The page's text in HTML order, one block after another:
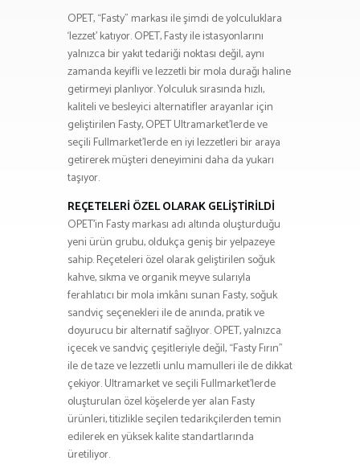
OPET, “Fasty” markası ile şimdi de yolculuklara
‘lezzet’ katıyor. OPET, Fasty ile istasyonlarını
yalnızca bir yakıt tedariği noktası değil, aynı
zamanda keyifli ve lezzetli bir mola durağı haline
getirmeyi planlıyor. Yolculuk sırasında hızlı,
kaliteli ve besleyici alternatifler arayanlar için
geliştirilen Fasty, OPET Ultramarket’lerde ve
seçili Fullmarket’lerde en iyi lezzetleri bir araya
getirerek müşteri deneyimini daha da yukarı
taşıyor.
REÇETELERİ ÖZEL OLARAK GELİŞTİRİLDİ
OPET’in Fasty markası adı altında oluşturduğu
yeni ürün grubu, oldukça geniş bir yelpazeye
sahip. Reçeteleri özel olarak geliştirilen soğuk
kahve, sıkma ve organik meyve sularıyla
ferahlatıcı bir mola imkânı sunan Fasty, soğuk
sandviç seçenekleri ile de anında, pratik ve
doyurucu bir alternatif sağlıyor. OPET, yalnızca
içecek ve sandviç çeşitleriyle değil, “Fasty Fırın”
ile de taze ve lezzetli unlu mamulleri ile de dikkat
çekiyor. Ultramarket ve seçili Fullmarket’lerde
oluşturulan özel köşelerde yer alan Fasty
ürünleri, titizlikle seçilen tedarikçilerden temin
edilerek en yüksek kalite standartlarında
üretiliyor.